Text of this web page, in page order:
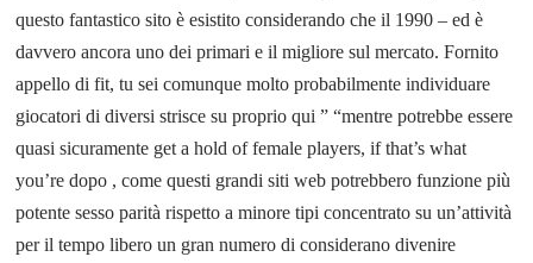
questo fantastico sito è esistito considerando che il 1990 – ed è
davvero ancora uno dei primari e il migliore sul mercato. Fornito
appello di fit, tu sei comunque molto probabilmente individuare
giocatori di diversi strisce su proprio qui ” “mentre potrebbe essere
quasi sicuramente get a hold of female players, if that’s what
you’re dopo , come questi grandi siti web potrebbero funzione più
potente sesso parità rispetto a minore tipi concentrato su un’attività
per il tempo libero un gran numero di considerano divenire